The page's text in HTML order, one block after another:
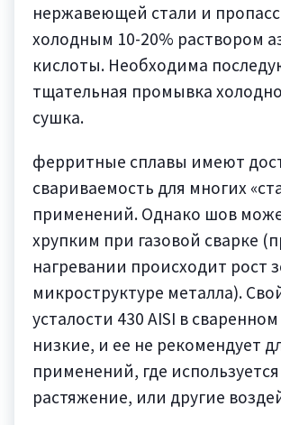
нержавеющей стали и
холодным 10-20% раствором
кислоты. Необходима
тщательная промывка
сушка.
ферритные сплавы имеют
свариваемость для многих
применений. Однако шов
хрупким при газовой сварке
нагревании происходит рост
микроструктуре металла).
усталости 430 AISI в
низкие, и ее не рекомендует
применений, где используется
растяжение, или другие